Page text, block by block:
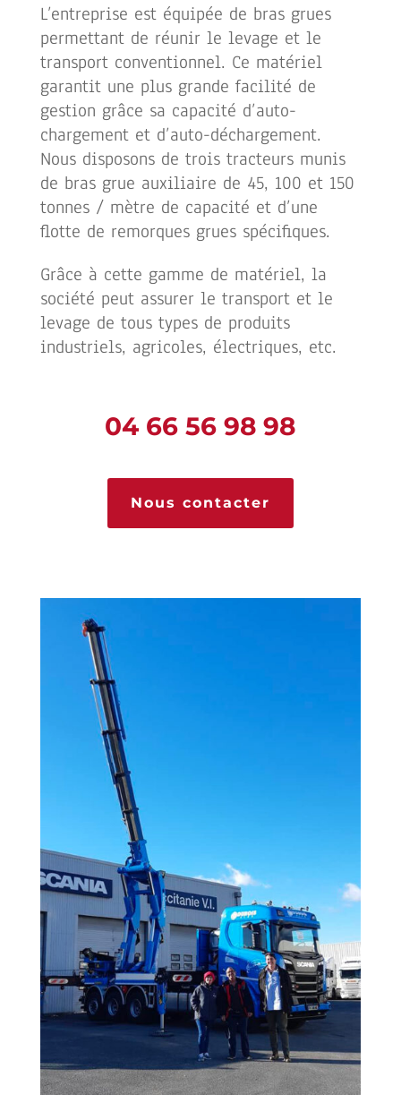
L’entreprise est équipée de bras grues
permettant de réunir le levage et le
transport conventionnel. Ce matériel
garantit une plus grande facilité de
gestion grâce sa capacité d’auto-
chargement et d’auto-déchargement.
Nous disposons de trois tracteurs munis
de bras grue auxiliaire de 45, 100 et 150
tonnes / mètre de capacité et d’une
flotte de remorques grues spécifiques.
Grâce à cette gamme de matériel, la
société peut assurer le transport et le
levage de tous types de produits
industriels, agricoles, électriques, etc.
04 66 56 98 98
Nous contacter